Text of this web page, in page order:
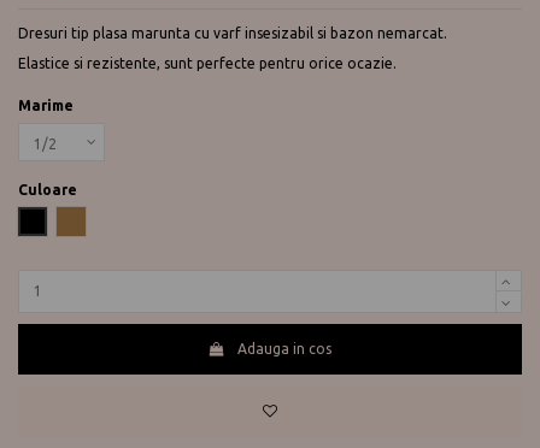
Dresuri tip plasa marunta cu varf insesizabil si bazon nemarcat.
Elastice si rezistente, sunt perfecte pentru orice ocazie.
Marime
Culoare
Adauga in cos